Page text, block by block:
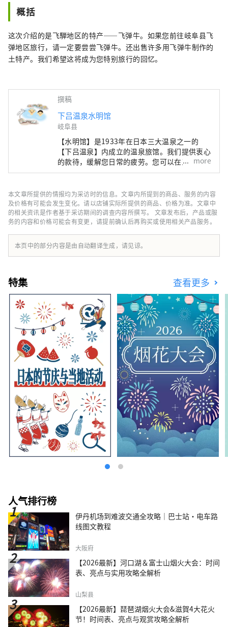
概括
这次介绍的是飞騨地区的特产——飞弹牛。如果您前往岐阜县飞
弹地区旅行，请一定要尝尝飞弹牛。还出售许多用飞弹牛制作的
土特产。我们希望这将成为您特别旅行的回忆。
撰稿
下吕温泉水明馆
岐阜县
【水明馆】是1933年在日本三大温泉之一的
【下吕温泉】内成立的温泉旅馆。我们提供衷心
的款待，缓解您日常的疲劳。您可以在三个风格
各异的大浴场享受以美肤功效而闻名的下吕温
望大浴场、散发着丝柏香气的桑拿大浴场、带有
室内浴池的露天浴池，让您仿佛在泡温泉一样。
作为重视日本文化的博物馆，我们还展示了日本
庭园、正宗的能舞台、茶室等著名艺术家的艺术
作品。 我们还设有游泳池、健身房、美容院和
酒吧。 晚餐有日式怀石料理、法式、中式三种
式旅馆【水明馆】的热情款待中度过一段幸福的
时光。
more
本文章所提供的情报均为采访时的信息。文章内所提到的商品、服务的内容
及价格有可能会发生变化。请以店铺实际所提供的商品、价格为准。文章中
的相关资讯是作者基于采访期间的调查内容所撰写。 文章发布后，产品或服
务的内容和价格可能会有变更，请提前确认后再购买或使用相关产品服务。
本页中的部分内容是由自动翻译生成，请见谅。
特集 查看更多
人气排行榜
伊丹机场到难波交通全攻略｜巴士站・电车路
线图文教程
大阪府
【2026最新】河口湖＆富士山烟火大会：时间
表、亮点与实用攻略全解析
山梨县
【2026最新】琵琶湖烟火大会&滋賀4大花火
节！时间表、亮点与观赏攻略全解析